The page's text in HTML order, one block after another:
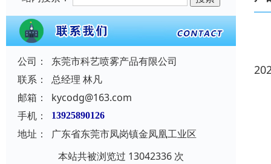
公司：
东莞市科艺喷雾产品有限公司
联系：
总经理 林凡
邮箱：
kycodg@163.com
手机：
13925890126
地址：
广东省东莞市凤岗镇金凤凰工业区
本站共被浏览过 13042336 次